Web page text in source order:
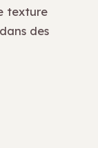
texture
des